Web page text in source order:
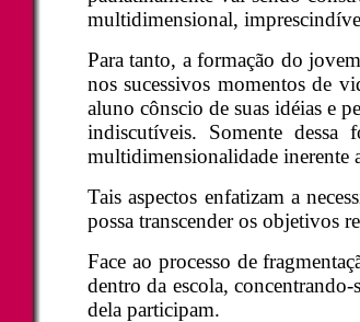
multidimensional,
Para tanto, a formação do
nos sucessivos momentos de
aluno cônscio de suas idéias e
indiscutíveis. Somente dessa
multidimensionalidade inerente
Tais aspectos enfatizam a
possa transcender os objetivos
Face ao processo de
dentro da escola,
dela participam.